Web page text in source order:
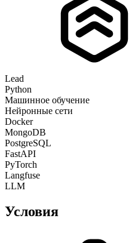
Lead
Python
Машинное обучение
Нейронные сети
Docker
MongoDB
PostgreSQL
FastAPI
PyTorch
Langfuse
LLM
Условия